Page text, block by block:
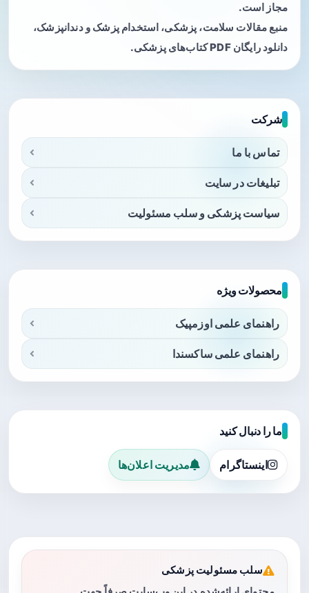
مجاز است.
منبع مقالات سلامت، پزشکی، استخدام پزشک و دندانپزشک،
دانلود رایگان PDF کتاب‌های پزشکی.
شرکت
تماس با ما
تبلیغات در سایت
سیاست پزشکی و سلب مسئولیت
محصولات ویژه
راهنمای علمی اوزمپیک
راهنمای علمی ساکسندا
ما را دنبال کنید
اینستاگرام مدیریت اعلان‌ها
سلب مسئولیت پزشکی